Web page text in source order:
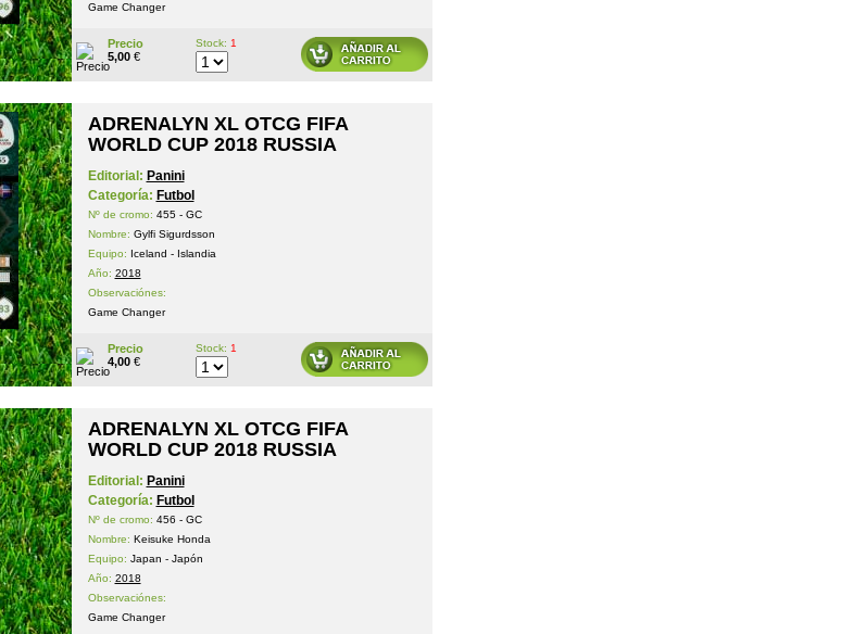
Game Changer
Precio
5,00€
Stock: 1
ADRENALYN XL OTCG FIFA
WORLD CUP 2018 RUSSIA
Editorial: Panini
Categoría: Futbol
Nº de cromo: 455 - GC
Nombre: Gylfi Sigurdsson
Equipo: Iceland - Islandia
Año: 2018
Observaciónes:
Game Changer
Precio
4,00€
Stock: 1
ADRENALYN XL OTCG FIFA
WORLD CUP 2018 RUSSIA
Editorial: Panini
Categoría: Futbol
Nº de cromo: 456 - GC
Nombre: Keisuke Honda
Equipo: Japan - Japón
Año: 2018
Observaciónes:
Game Changer